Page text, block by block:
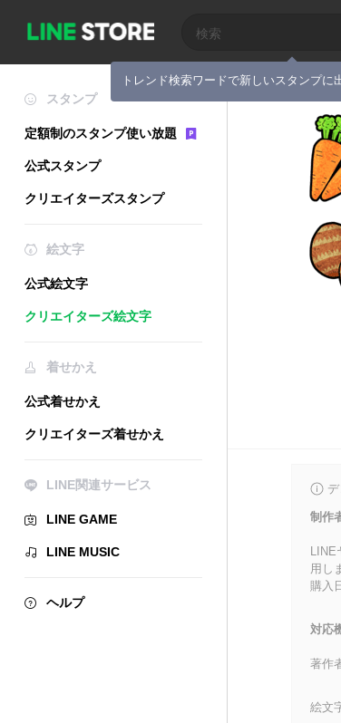
トレンド検索ワードで新しいスタンプに
スタンプ
定額制のスタンプ使い放題
公式スタンプ
クリエイターズスタンプ
絵文字
公式絵文字
クリエイターズ絵文字
着せかえ
公式着せかえ
クリエイターズ着せかえ
LINE関連サービス
LINE GAME
LINE MUSIC
ヘルプ
制作
LINE
用し
購入
対応
著作
絵文